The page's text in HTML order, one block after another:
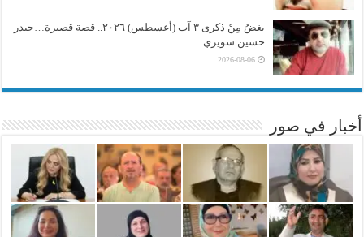
بغضُ مِنْ ذكرى ٣ آب (أغسطس) ٢٠٢٦.. قصة قصيرة…حيدر
حسين سويري
2026-08-06
أخبار في صور